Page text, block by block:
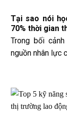
Tại sao nói
70% thời gian
Trong bối
nguồn nhân lực